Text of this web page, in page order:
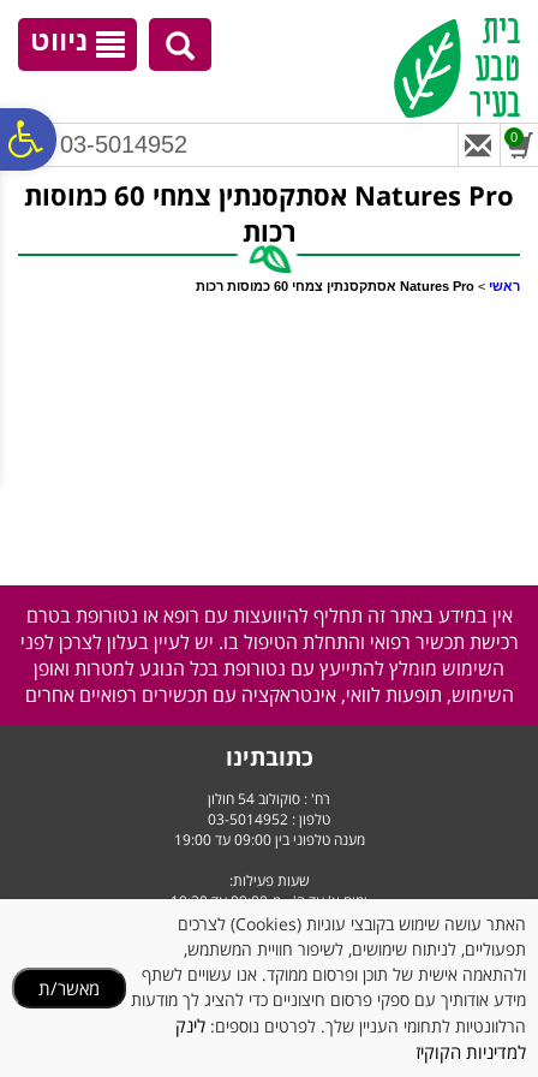
נגישות
ניווט
03-5014952 0
Natures Pro אסתקסנתין צמחי 60 כמוסות
רכות
ראשי > Natures Pro אסתקסנתין צמחי 60 כמוסות רכות
אין במידע באתר זה תחליף להיוועצות עם רופא או נטורופת בטרם
רכישת תכשיר רפואי והתחלת הטיפול בו. יש לעיין בעלון לצרכן לפני
השימוש מומלץ להתייעץ עם נטורופת בכל הנוגע למטרות ואופן
השימוש, תופעות לוואי, אינטראקציה עם תכשירים רפואיים אחרים
כתובתינו
רח' : סוקולוב 54 חולון
טלפון : 03-5014952
מענה טלפוני בין 09:00 עד 19:00
שעות פעילות:
ימים א' עד ה' - מ-09:00 עד 19:30
יום ו' וערבי חג - מ-9:00 עד 14:30
האתר עושה שימוש בקובצי עוגיות (Cookies) לצרכים
תפעוליים, לניתוח שימושים, לשיפור חוויית המשתמש,
ולהתאמה אישית של תוכן ופרסום ממוקד. אנו עשויים לשתף
מידע אודותיך עם ספקי פרסום חיצוניים כדי להציג לך מודעות
הרלוונטיות לתחומי העניין שלך. לפרטים נוספים: לינק
למדיניות הקוקיז
מאשר/ת